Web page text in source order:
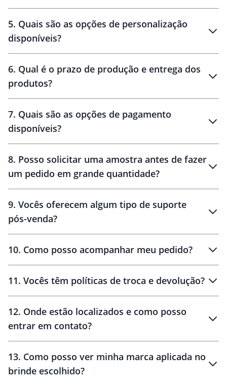
brinde
personalização
amostra virtual
5. Quais são as opções de personalização
disponíveis?
6. Qual é o prazo de produção e entrega dos
produtos?
10 dias
brinde
48 horas
7. Quais são as opções de pagamento
disponíveis?
8. Posso solicitar uma amostra antes de fazer
um pedido em grande quantidade?
amostras
9. Vocês oferecem algum tipo de suporte
pós-venda?
10. Como posso acompanhar meu pedido?
11. Vocês têm políticas de troca e devolução?
30 dias
12. Onde estão localizados e como posso
entrar em contato?
13. Como posso ver minha marca aplicada no
brinde escolhido?